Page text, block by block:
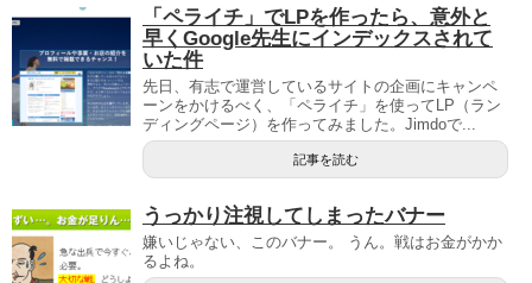
「ペライチ」でLPを作ったら、意外と
早くGoogle先生にインデックスされて
いた件
先日、有志で運営しているサイトの企画にキャンペ
ーンをかけるべく、「ペライチ」を使ってLP（ラン
ディングページ）を作ってみました。Jimdoで...
記事を読む
うっかり注視してしまったバナー
嫌いじゃない、このバナー。 うん。戦はお金がかか
るよね。